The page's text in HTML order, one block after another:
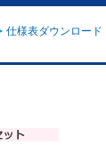
仕様表ダウンロー